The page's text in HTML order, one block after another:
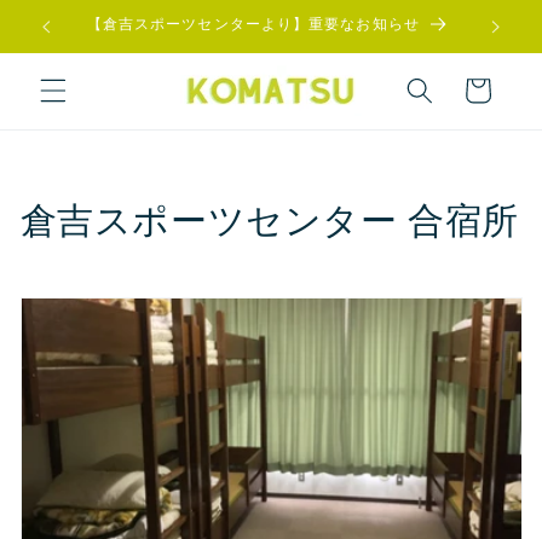
ンツに
進む
【倉吉スポーツセンターより】重要なお知らせ
カ
ー
コ
ク
シ
ョ
ン
倉吉スポーツセンター 合宿所